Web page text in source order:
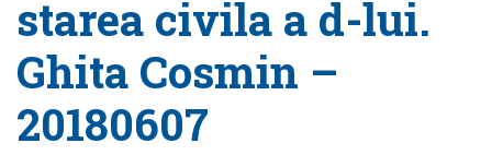
starea civila a d-lui.
Ghita Cosmin –
20180607